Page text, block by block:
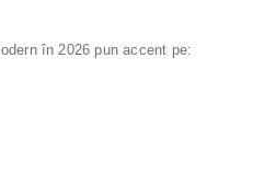
în 2026 pun accent pe: